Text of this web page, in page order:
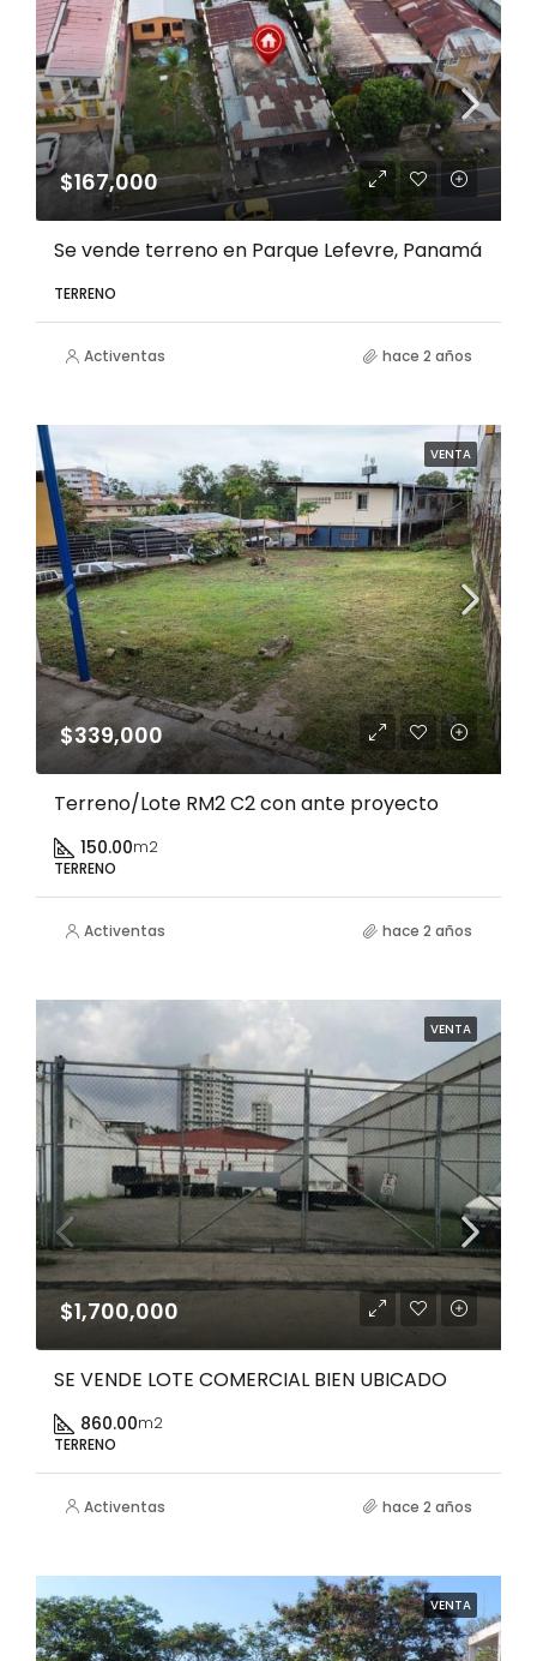
$167,000
Se vende terreno en Parque Lefevre, Panamá
TERRENO
Activentas hace 2 años
VENTA
$339,000
Terreno/Lote RM2 C2 con ante proyecto
150.00m2
TERRENO
Activentas hace 2 años
VENTA
$1,700,000
SE VENDE LOTE COMERCIAL BIEN UBICADO
860.00m2
TERRENO
Activentas hace 2 años
VENTA